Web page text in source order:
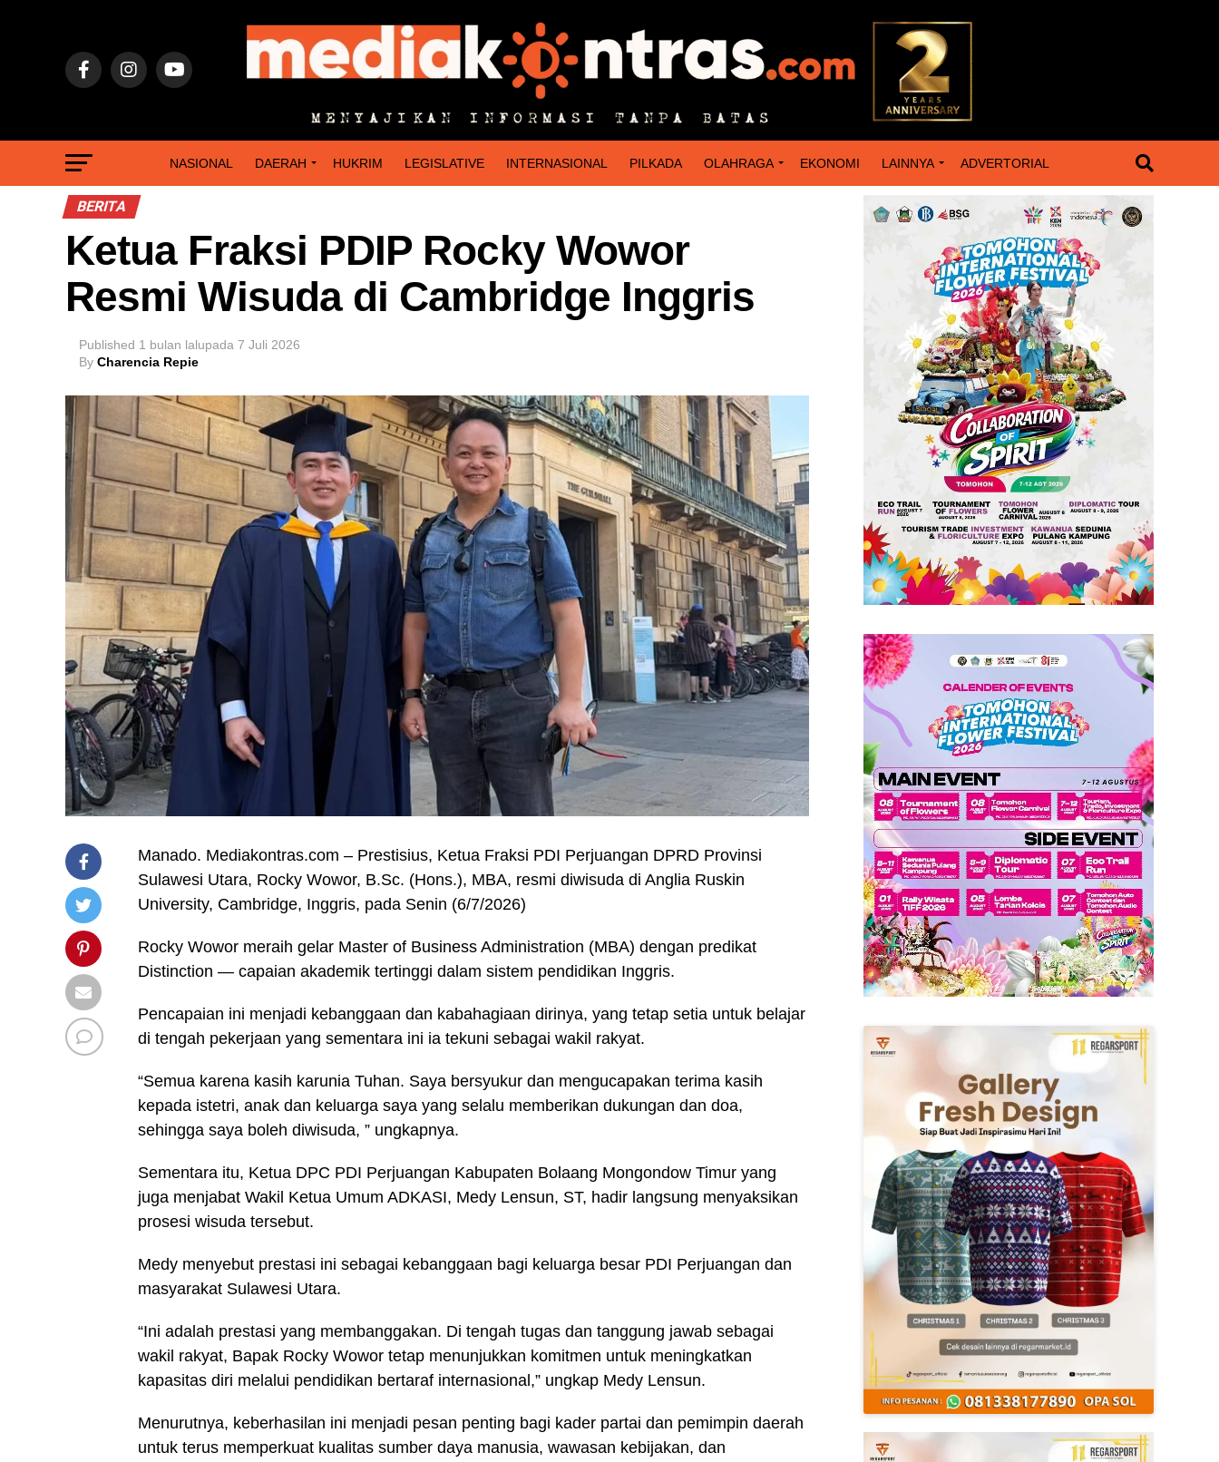
NASIONAL DAERAH HUKRIM LEGISLATIVE INTERNASIONAL PILKADA OLAHRAGA EKONOMI LAINNYA ADVERTORIAL
BERITA
Ketua Fraksi PDIP Rocky Wowor
Resmi Wisuda di Cambridge Inggris
Published 1 bulan lalupada 7 Juli 2026
By Charencia Repie
Manado. Mediakontras.com – Prestisius, Ketua Fraksi PDI Perjuangan DPRD Provinsi
Sulawesi Utara, Rocky Wowor, B.Sc. (Hons.), MBA, resmi diwisuda di Anglia Ruskin
University, Cambridge, Inggris, pada Senin (6/7/2026)
Rocky Wowor meraih gelar Master of Business Administration (MBA) dengan predikat
Distinction — capaian akademik tertinggi dalam sistem pendidikan Inggris.
Pencapaian ini menjadi kebanggaan dan kabahagiaan dirinya, yang tetap setia untuk belajar
di tengah pekerjaan yang sementara ini ia tekuni sebagai wakil rakyat.
“Semua karena kasih karunia Tuhan. Saya bersyukur dan mengucapakan terima kasih
kepada istetri, anak dan keluarga saya yang selalu memberikan dukungan dan doa,
sehingga saya boleh diwisuda, ” ungkapnya.
Sementara itu, Ketua DPC PDI Perjuangan Kabupaten Bolaang Mongondow Timur yang
juga menjabat Wakil Ketua Umum ADKASI, Medy Lensun, ST, hadir langsung menyaksikan
prosesi wisuda tersebut.
Medy menyebut prestasi ini sebagai kebanggaan bagi keluarga besar PDI Perjuangan dan
masyarakat Sulawesi Utara.
“Ini adalah prestasi yang membanggakan. Di tengah tugas dan tanggung jawab sebagai
wakil rakyat, Bapak Rocky Wowor tetap menunjukkan komitmen untuk meningkatkan
kapasitas diri melalui pendidikan bertaraf internasional,” ungkap Medy Lensun.
Menurutnya, keberhasilan ini menjadi pesan penting bagi kader partai dan pemimpin daerah
untuk terus memperkuat kualitas sumber daya manusia, wawasan kebijakan, dan